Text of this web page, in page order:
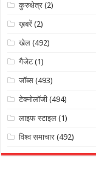
कुरुक्षेत्र (2)
ख़बरें (2)
खेल (492)
गैजेट(1)
जॉब्स (493)
टेक्नोलॉजी (494)
लाइफ स्टाइल (1)
विश्व समाचार (492)